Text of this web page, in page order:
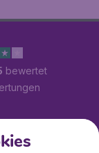
bewertet